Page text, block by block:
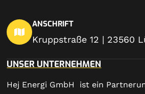
ANSCHRIFT
Kruppstraße 12 | 23560
UNSER UNTERNEHMEN
Hej Energi GmbH ist ein